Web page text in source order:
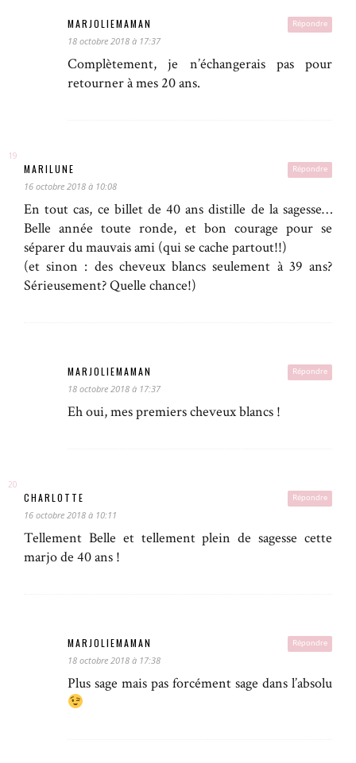
Répondre
MARJOLIEMAMAN
18 octobre 2018 à 17:37
Complètement, je n’échangerais pas pour
retourner à mes 20 ans.
Répondre
MARILUNE
16 octobre 2018 à 10:08
En tout cas, ce billet de 40 ans distille de la sagesse…
Belle année toute ronde, et bon courage pour se
séparer du mauvais ami (qui se cache partout!!)
(et sinon : des cheveux blancs seulement à 39 ans?
Sérieusement? Quelle chance!)
Répondre
MARJOLIEMAMAN
18 octobre 2018 à 17:37
Eh oui, mes premiers cheveux blancs !
Répondre
CHARLOTTE
16 octobre 2018 à 10:11
Tellement Belle et tellement plein de sagesse cette
marjo de 40 ans !
Répondre
MARJOLIEMAMAN
18 octobre 2018 à 17:38
Plus sage mais pas forcément sage dans l’absolu